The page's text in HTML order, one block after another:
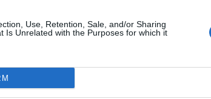
Use, Retention, Sale, and/or Sharing
Is Unrelated with the Purposes for which it